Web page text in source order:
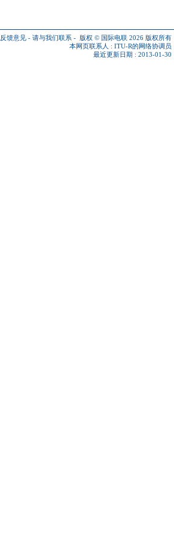
反馈意见 - 请与我们联系 - 版权 © 国际电联 2026 版权所有
本网页联系人 : ITU-R的网络协调员
最近更新日期 : 2013-01-30